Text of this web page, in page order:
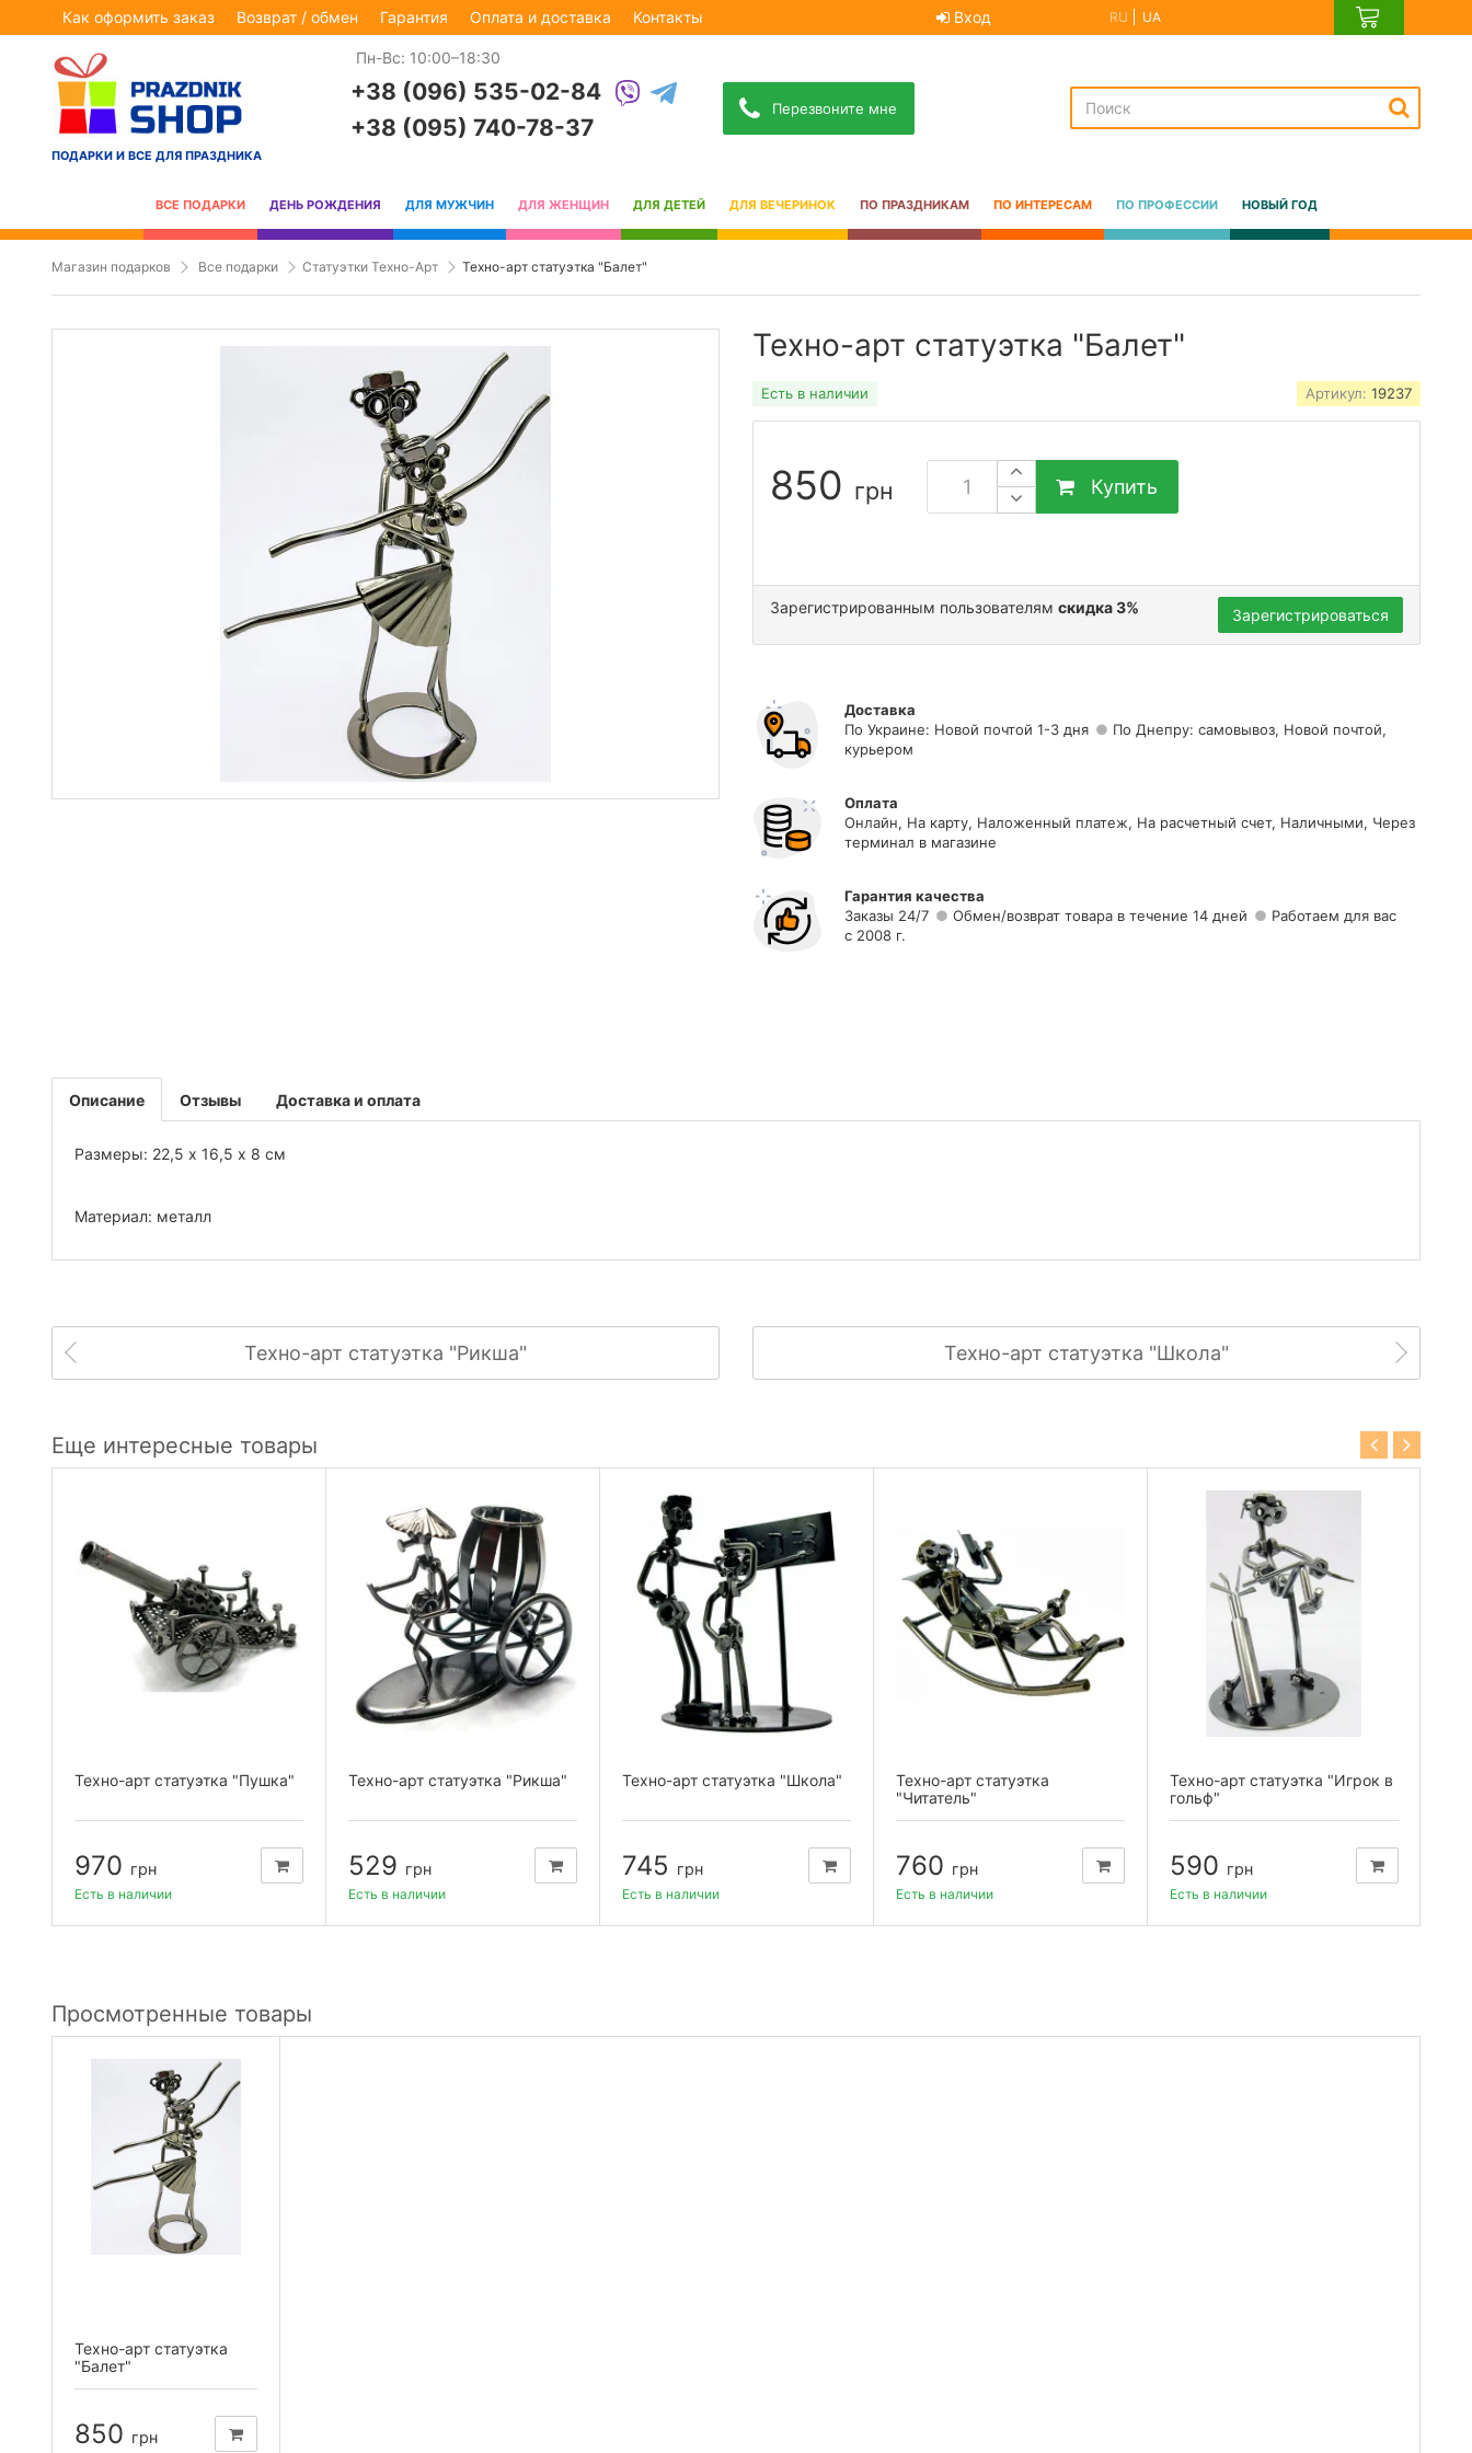
Как оформить заказ Возврат / обмен Гарантия Оплата и доставка Контакты Вход RU UA
ПОДАРКИ И ВСЕ ДЛЯ ПРАЗДНИКА
Пн-Вс: 10:00–18:30
+38 (096) 535-02-84
+38 (095) 740-78-37
Перезвоните мне
ВСЕ ПОДАРКИ ДЕНЬ РОЖДЕНИЯ ДЛЯ МУЖЧИН ДЛЯ ЖЕНЩИН ДЛЯ ДЕТЕЙ ДЛЯ ВЕЧЕРИНОК ПО ПРАЗДНИКАМ ПО ИНТЕРЕСАМ ПО ПРОФЕССИИ НОВЫЙ ГОД
Магазин подарков Все подарки Статуэтки Техно-Арт Техно-арт статуэтка "Балет"
Техно-арт статуэтка "Балет"
Есть в наличии Артикул:19237
850 грн Купить
Зарегистрированным пользователям скидка 3% Зарегистрироваться
Доставка
По Украине: Новой почтой 1-3 дня
По Днепру: самовывоз, Новой почтой,
курьером
Оплата
Онлайн, На карту, Наложенный платеж, На расчетный счет, Наличными, Через
терминал в магазине
Гарантия качества
Заказы 24/7
Обмен/возврат товара в течение 14 дней
Работаем для вас
с 2008 г.
Описание
Размеры: 22,5 х 16,5 х 8 см
Материал: металл
Отзывы Доставка и оплата
Техно-арт статуэтка "Рикша" Техно-арт статуэтка "Школа"
Еще интересные товары
Техно-арт статуэтка "Пушка"
970 грн
Есть в наличии
Техно-арт статуэтка "Рикша"
529 грн
Есть в наличии
Техно-арт статуэтка "Школа"
745 грн
Есть в наличии
Техно-арт статуэтка
"Читатель"
760 грн
Есть в наличии
Техно-арт статуэтка "Игрок в
гольф"
590 грн
Есть в наличии
Просмотренные товары
Техно-арт статуэтка
"Балет"
850 грн